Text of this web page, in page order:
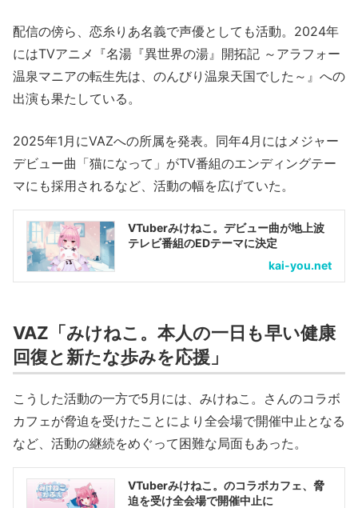
配信の傍ら、恋糸りあ名義で声優としても活動。2024年
にはTVアニメ『名湯『異世界の湯』開拓記 ～アラフォー
温泉マニアの転生先は、のんびり温泉天国でした～』への
出演も果たしている。
2025年1月にVAZへの所属を発表。同年4月にはメジャー
デビュー曲「猫になって」がTV番組のエンディングテー
マにも採用されるなど、活動の幅を広げていた。
VTuberみけねこ。デビュー曲が地上波
テレビ番組のEDテーマに決定
kai-you.net
VAZ「みけねこ。本人の一日も早い健康
回復と新たな歩みを応援」
こうした活動の一方で5月には、みけねこ。さんのコラボ
カフェが脅迫を受けたことにより全会場で開催中止となる
など、活動の継続をめぐって困難な局面もあった。
VTuberみけねこ。のコラボカフェ、脅
迫を受け全会場で開催中止に